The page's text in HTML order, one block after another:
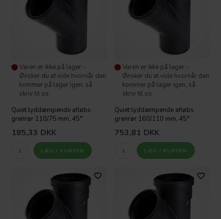
Varen er ikke på lager -
Ønsker du at vide hvornår den
kommer på lager igen, så
skriv til os
Quiet lyddæmpende afløbs
grenrør 110/75 mm, 45°
185,33 DKK
Varen er ikke på lager -
Ønsker du at vide hvornår den
kommer på lager igen, så
skriv til os
Quiet lyddæmpende afløbs
grenrør 160/110 mm, 45°
753,81 DKK